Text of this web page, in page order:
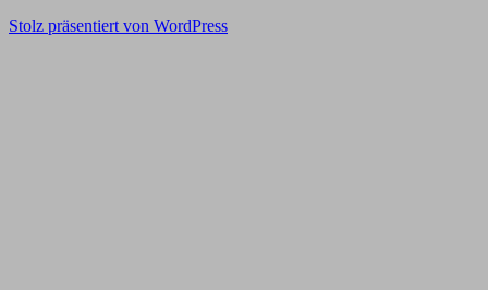
Stolz präsentiert von WordPress